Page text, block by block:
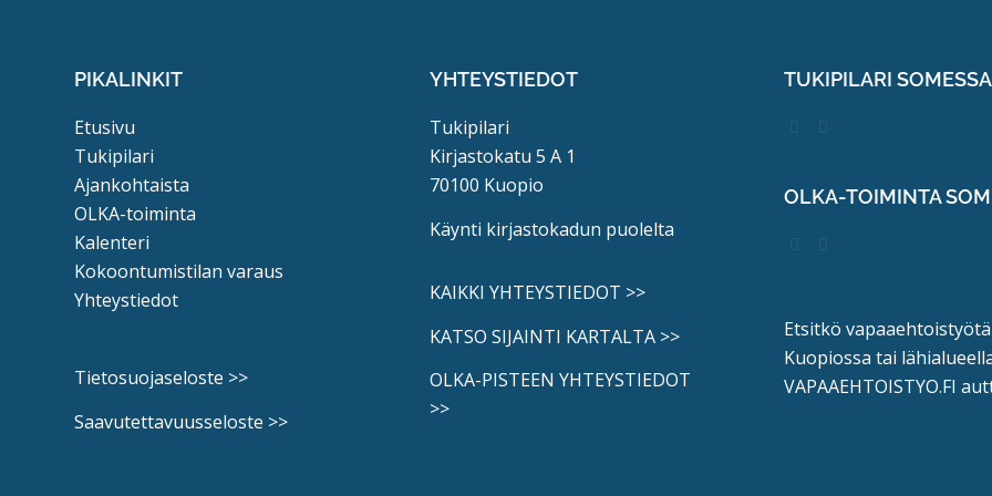
PIKALINKIT
Etusivu
Tukipilari
Ajankohtaista
OLKA-toiminta
Kalenteri
Kokoontumistilan varaus
Yhteystiedot
Tietosuojaseloste >>
Saavutettavuusseloste >>
YHTEYSTIEDOT
Tukipilari
Kirjastokatu 5 A 1
70100 Kuopio
Käynti kirjastokadun puolelta
KAIKKI YHTEYSTIEDOT >>
KATSO SIJAINTI KARTALTA >>
OLKA-PISTEEN YHTEYSTIEDOT
>>
TUKIPILARI SOMESSA
OLKA-TOIMINTA
Etsitkö vapaaehtoistyötä
Kuopiossa tai
VAPAAEHTOISTYO.FI